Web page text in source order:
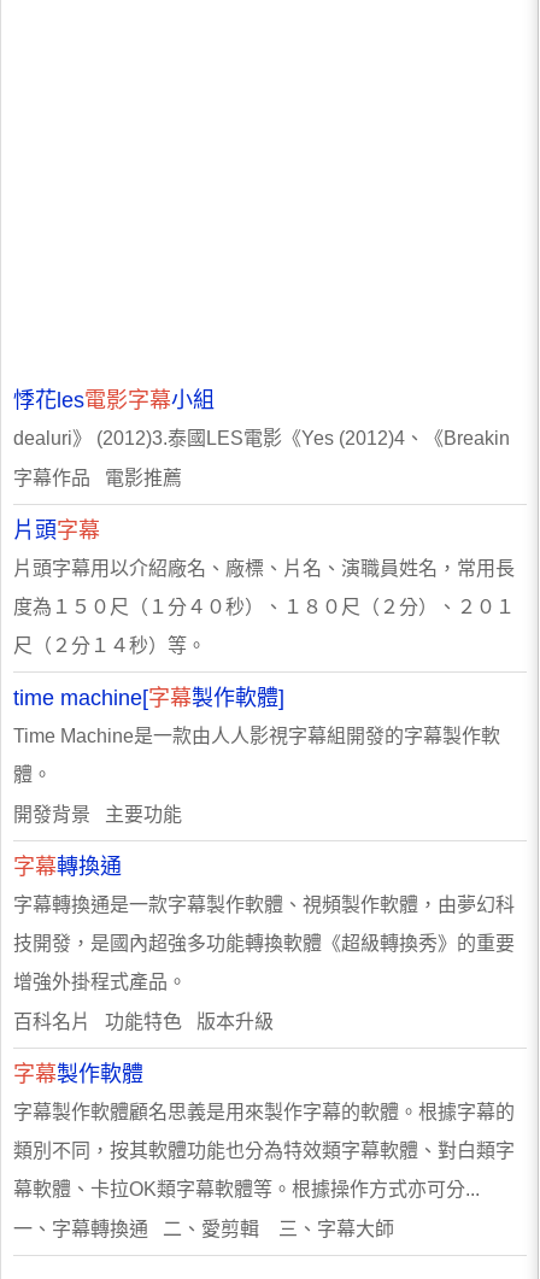
悸花les電影字幕小組
dealuri》 (2012)3.泰國LES電影《Yes (2012)4、《Breakin
字幕作品 電影推薦
片頭字幕
片頭字幕用以介紹廠名、廠標、片名、演職員姓名，常用長
度為１５０尺（１分４０秒）、１８０尺（２分）、２０１
尺（２分１４秒）等。
time machine[字幕製作軟體]
Time Machine是一款由人人影視字幕組開發的字幕製作軟
體。
開發背景 主要功能
字幕轉換通
字幕轉換通是一款字幕製作軟體、視頻製作軟體，由夢幻科
技開發，是國內超強多功能轉換軟體《超級轉換秀》的重要
增強外掛程式產品。
百科名片 功能特色 版本升級
字幕製作軟體
字幕製作軟體顧名思義是用來製作字幕的軟體。根據字幕的
類別不同，按其軟體功能也分為特效類字幕軟體、對白類字
幕軟體、卡拉OK類字幕軟體等。根據操作方式亦可分...
一、字幕轉換通 二、愛剪輯 三、字幕大師